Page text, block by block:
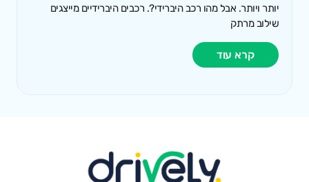
יותר ויותר. אבל מהו רכב היברידי?. רכבים היברידיים מייצגים
שילוב מרתק
קרא עוד